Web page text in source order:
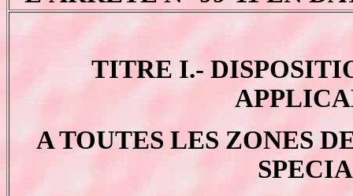
TITRE I.-
A TOUTES LES ZONES